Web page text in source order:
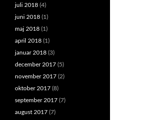
juli 2018 (4)
juni 2018 (1)
maj 2018 (1)
april 2018 (1)
januar 2018 (3)
december 2017 (5)
november 2017 (2)
oktober 2017 (8)
september 2017 (7)
august 2017 (7)